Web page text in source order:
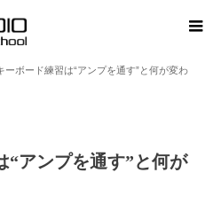
ーボード練習は“アンプを通す”と何が変わ
“アンプを通す”と何が